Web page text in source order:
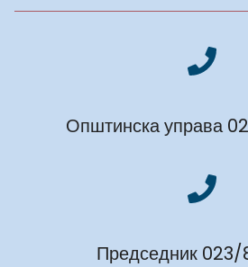
Општинска управа
Председник 023/